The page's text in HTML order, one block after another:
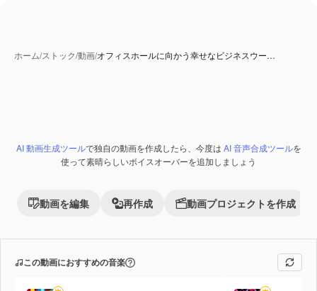
ホーム/ストック/動画/オフィスホールに向かう幸せなビジネスウー…
Premium
AI 動画生成ツールで独自の動画を作成したら、今度は AI 音声合成ツールを
使って素晴らしいボイスオーバーを追加しましょう
動画を編集 再作成 動画プロジェクトを作成
この動画におすすめの音楽